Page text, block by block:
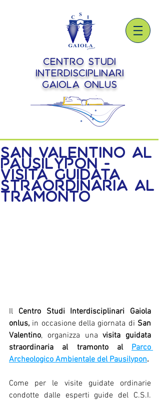
Centro Studi
Interdisciplinari
Gaiola onlus
San Valentino al
Pausilypon -
visita guidata
straordinaria al
tramonto
Il Centro Studi Interdisciplinari Gaiola
onlus, in occasione della giornata di San
Valentino, organizza una visita guidata
straordinaria al tramonto al Parco
Archeologico Ambientale del Pausilypon.
Come per le visite guidate ordinarie
condotte dalle esperti guide del C.S.I.